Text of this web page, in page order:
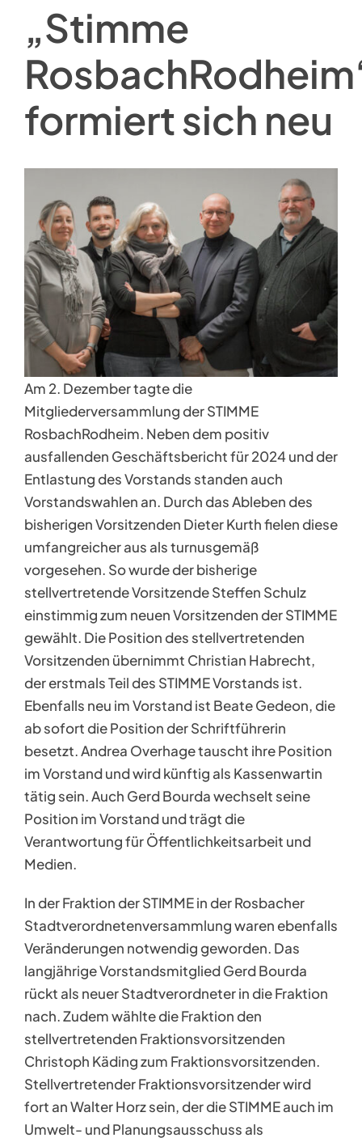
„Stimme
formiert sich neu
Am 2. Dezember tagte die
Mitgliederversammlung der STIMME
RosbachRodheim. Neben dem positiv
ausfallenden Geschäftsbericht für 2024 und der
Entlastung des Vorstands standen auch
Vorstandswahlen an. Durch das Ableben des
bisherigen Vorsitzenden Dieter Kurth fielen diese
umfangreicher aus als turnusgemäß
vorgesehen. So wurde der bisherige
stellvertretende Vorsitzende Steffen Schulz
einstimmig zum neuen Vorsitzenden der STIMME
gewählt. Die Position des stellvertretenden
Vorsitzenden übernimmt Christian Habrecht,
der erstmals Teil des STIMME Vorstands ist.
Ebenfalls neu im Vorstand ist Beate Gedeon, die
ab sofort die Position der Schriftführerin
besetzt. Andrea Overhage tauscht ihre Position
im Vorstand und wird künftig als Kassenwartin
tätig sein. Auch Gerd Bourda wechselt seine
Position im Vorstand und trägt die
Verantwortung für Öffentlichkeitsarbeit und
Medien.
In der Fraktion der STIMME in der Rosbacher
Stadtverordnetenversammlung waren ebenfalls
Veränderungen notwendig geworden. Das
langjährige Vorstandsmitglied Gerd Bourda
rückt als neuer Stadtverordneter in die Fraktion
nach. Zudem wählte die Fraktion den
stellvertretenden Fraktionsvorsitzenden
Christoph Käding zum Fraktionsvorsitzenden.
Stellvertretender Fraktionsvorsitzender wird
fort an Walter Horz sein, der die STIMME auch im
Umwelt- und Planungsausschuss als